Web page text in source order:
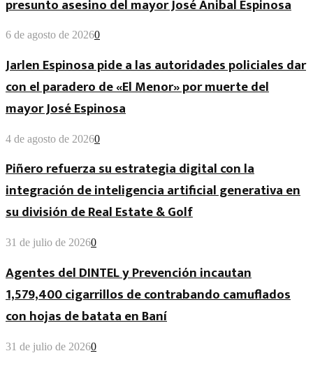
presunto asesino del mayor José Anibal Espinosa
6 de agosto de 20260
Jarlen Espinosa pide a las autoridades policiales dar
con el paradero de «El Menor» por muerte del
mayor José Espinosa
4 de agosto de 20260
Piñero refuerza su estrategia digital con la
integración de inteligencia artificial generativa en
su división de Real Estate & Golf
31 de julio de 20260
Agentes del DINTEL y Prevención incautan
1,579,400 cigarrillos de contrabando camuflados
con hojas de batata en Baní
31 de julio de 20260